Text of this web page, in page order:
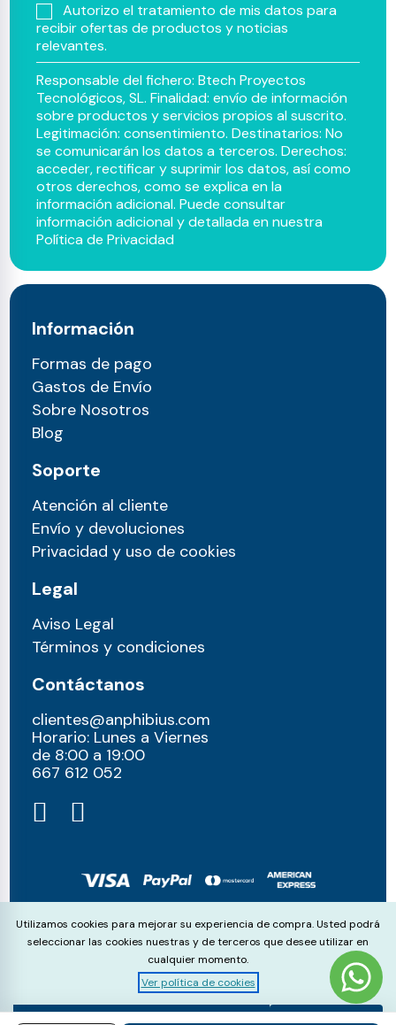
Autorizo el tratamiento de mis datos para
recibir ofertas de productos y noticias
relevantes.
Responsable del fichero: Btech Proyectos
Tecnológicos, SL. Finalidad: envío de información
sobre productos y servicios propios al suscrito.
Legitimación: consentimiento. Destinatarios: No
se comunicarán los datos a terceros. Derechos:
acceder, rectificar y suprimir los datos, así como
otros derechos, como se explica en la
información adicional. Puede consultar
información adicional y detallada en nuestra
Política de Privacidad
Información
Formas de pago
Gastos de Envío
Sobre Nosotros
Blog
Soporte
Atención al cliente
Envío y devoluciones
Privacidad y uso de cookies
Legal
Aviso Legal
Términos y condiciones
Contáctanos
clientes@anphibius.com
Horario: Lunes a Viernes
de 8:00 a 19:00
667 612 052​
© anphibius, 2026
Pago 100% seguros con:
Cookie Consent
Utilizamos cookies para mejorar su experiencia de compra. Usted podrá
seleccionar las cookies nuestras y de terceros que desee utilizar en
cualquier momento.
Ver política de cookies